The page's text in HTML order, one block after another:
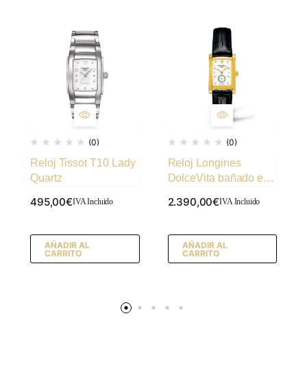
(0)
Reloj Tissot T10 Lady
Quartz
495,00€IVA Incluido
AÑADIR AL
CARRITO
(0)
Reloj Longines
DolceVita bañado en
2.390,00€IVA Incluido
AÑADIR AL
CARRITO